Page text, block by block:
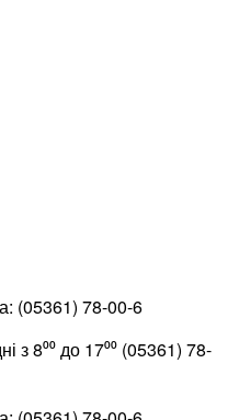
(05361) 78-00-6
з 8⁰⁰ до 17⁰⁰ (05361) 78-